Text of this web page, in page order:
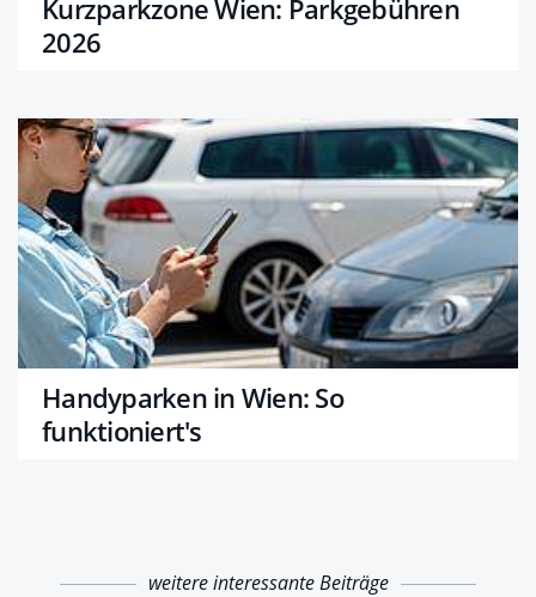
Kurzparkzone Wien: Parkgebühren
2026
Handyparken in Wien: So
funktioniert's
weitere interessante Beiträge